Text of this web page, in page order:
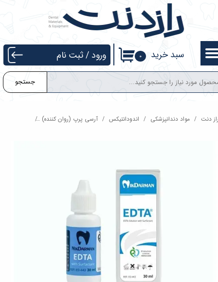
جستجو
۰ سبد خرید ورود /ثبت نام
حساب کاربری من
تغییر گذر واژه
سفارشات
خروج از حساب کاربری
دنت مواد دندانپزشکی اندودانتیکس آرسی پرپ (روان کننده)